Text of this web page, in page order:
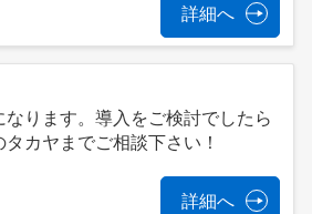
詳細へ
ります。導入をご検討でしたら
カヤまでご相談下さい！
詳細へ